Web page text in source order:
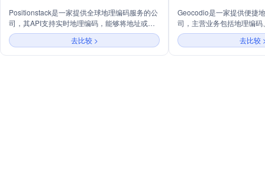
Positionstack是一家提供全球地理编码服务的公
司，其API支持实时地理编码，能够将地址或坐
标转换为地理位置信息。公司覆盖超过20亿个全
球地址，每天处理超过10亿次地理编码请求。
Positionstack的API具有广泛的全球覆盖范围，
去比较 >
Geocodio是一家提供便捷
司，主营业务包括地理编
匹配，特别专注于美国和
API、批量地理编码、电子
化服务，支持添加FIPS代
去比较